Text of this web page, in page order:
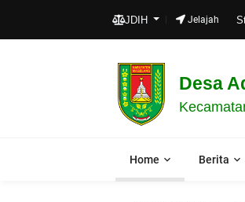
JDIH Jelajah
Desa
Home Berita